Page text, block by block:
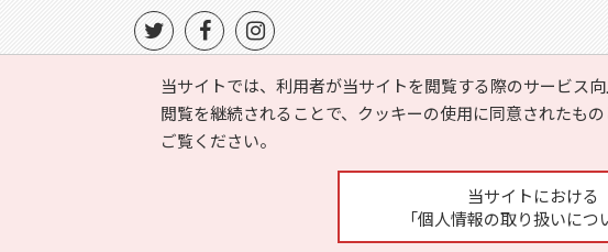
当サイトでは、利用者が当サイトを閲覧する際のサービス
閲覧を継続されることで、クッキーの使用に同意されたもの
ご覧ください。
当サイトにおける
「個人情報の取り扱いにつ